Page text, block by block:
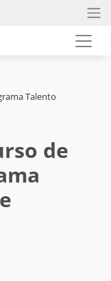
Talento
de